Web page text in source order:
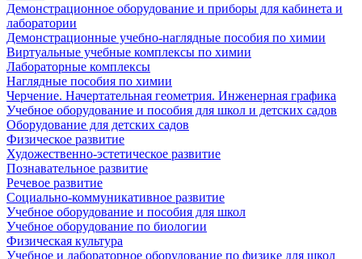
Демонстрационное оборудование и приборы для кабинета и
лаборатории
Демонстрационные учебно-наглядные пособия по химии
Виртуальные учебные комплексы по химии
Лабораторные комплексы
Наглядные пособия по химии
Черчение. Начертательная геометрия. Инженерная графика
Учебное оборудование и пособия для школ и детских садов
Оборудование для детских садов
Физическое развитие
Художественно-эстетическое развитие
Познавательное развитие
Речевое развитие
Социально-коммуникативное развитие
Учебное оборудование и пособия для школ
Учебное оборудование по биологии
Физическая культура
Учебное и лабораторное оборудование по физике для школ